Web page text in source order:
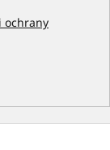
ochrany